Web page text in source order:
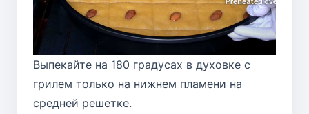
Выпекайте на 180 градусах в духовке с
грилем только на нижнем пламени на
средней решетке.